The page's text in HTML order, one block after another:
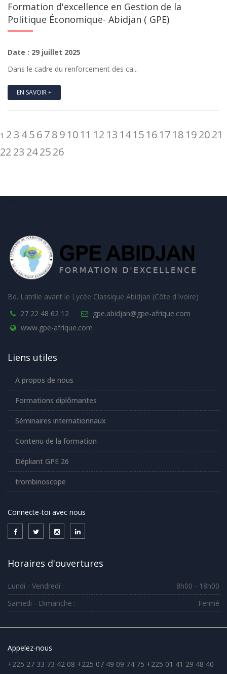
Formation d'excellence en Gestion de la
Politique Économique- Abidjan ( GPE)
Date : 29 juillet 2025
Dans le cadre du renforcement des ca...
EN SAVOIR +
1 2 3 4567891011 12 13 1415161718192021
22 23 242526
Bd. Latrille avant le Lycée Classique Abidjan (Côte d'Ivoire)
27 22 48 62 12
gpe.abidjan@gpe-afrique.com
www.gpe-afrique.com
Liens utiles
A propos de nous
Formations diplômantes
Séminaires internationnaux
Contenu de la formation
Dépliant GPE 26
trombinoscope
Connecte-toi avec nous
Horaires d'ouvertures
Lundi - Vendredi :
8h00 - 18h00
Samedi - Dimanche :
Fermé
Appelez-nous
+225 27 33 73 42 08 +225 07 49 09 74 75 +225 01 41 29 48 40